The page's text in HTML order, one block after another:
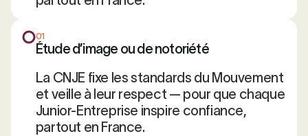
01
Étude d’image ou de notoriété
La CNJE fixe les standards du Mouvement
et veille à leur respect — pour que chaque
Junior-Entreprise inspire confiance,
partout en France.